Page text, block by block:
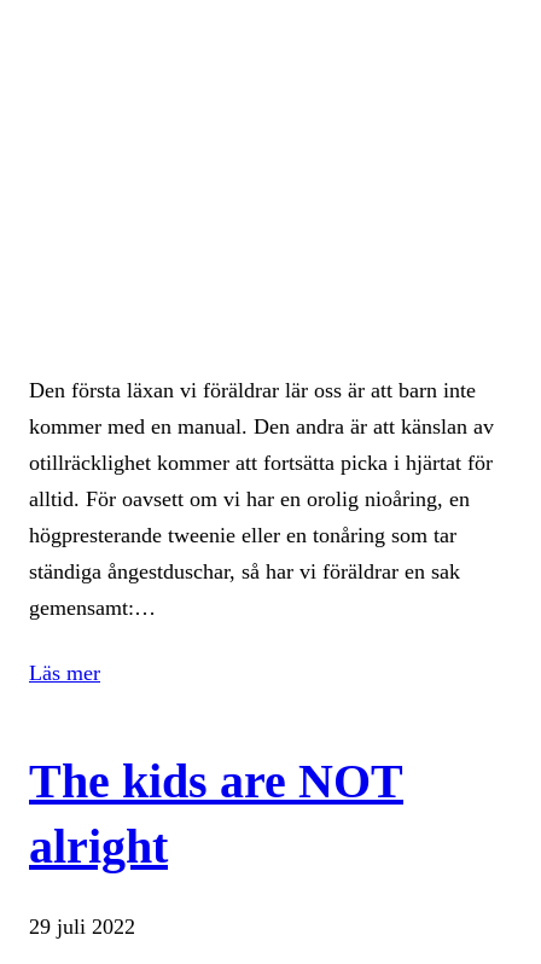
Den första läxan vi föräldrar lär oss är att barn inte
kommer med en manual. Den andra är att känslan av
otillräcklighet kommer att fortsätta picka i hjärtat för
alltid. För oavsett om vi har en orolig nioåring, en
högpresterande tweenie eller en tonåring som tar
ständiga ångestduschar, så har vi föräldrar en sak
gemensamt:…
Läs mer
The kids are NOT
alright
29 juli 2022